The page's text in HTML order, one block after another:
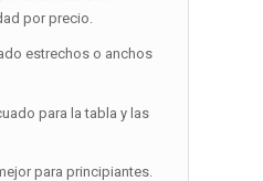
por precio.
estrechos o anchos
para la tabla y las
para principiantes.